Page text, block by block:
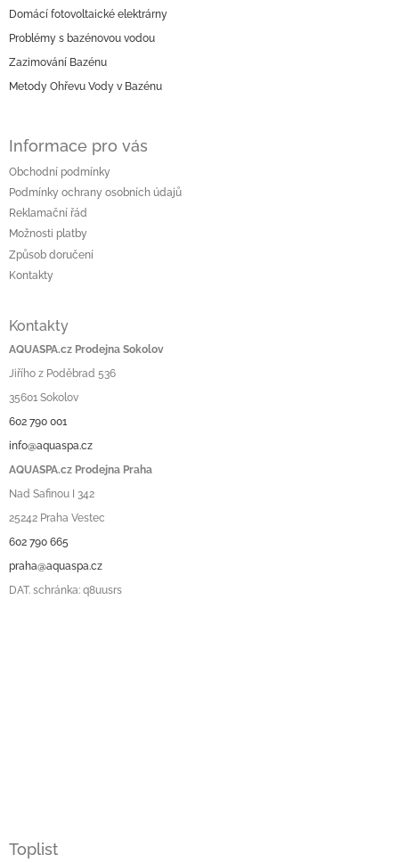
Domácí fotovoltaické elektrárny
Problémy s bazénovou vodou
Zazimování Bazénu
Metody Ohřevu Vody v Bazénu
Informace pro vás
Obchodní podmínky
Podmínky ochrany osobních údajů
Reklamační řád
Možnosti platby
Způsob doručení
Kontakty
Kontakty
AQUASPA.cz Prodejna Sokolov
Jiřího z Poděbrad 536
35601 Sokolov
602 790 001
info@aquaspa.cz
AQUASPA.cz Prodejna Praha
Nad Safinou I 342
25242 Praha Vestec
602 790 665
praha@aquaspa.cz
DAT. schránka: q8uusrs
Toplist